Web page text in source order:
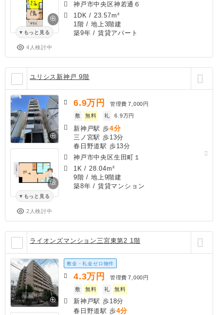
もっと見る
4人検討中
神戸市中央区神若通６
1DK / 23.57m²
1階 / 地上3階建
築9年 / 賃貸アパート
ユリシス新神戸 9階
もっと見る
2人検討中
6.9万円 管理費 7,000円
敷
無料 礼 6.9万円
新神戸駅 歩4分
三ノ宮駅 歩13分
春日野道駅 歩13分
神戸市中央区生田町１
1K / 28.04m²
9階 / 地上9階建
築8年 / 賃貸マンション
ライオンズマンション三宮東第2 1階
敷金・礼金ゼロ物件
4.3万円 管理費 7,000円
敷
無料 礼 無料
新神戸駅 歩18分
春日野道駅 歩4分